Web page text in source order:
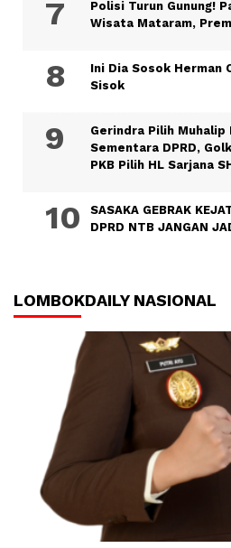
Polisi Turun Gunung!
Wisata Mataram,
Ini Dia Sosok Herman
Sisok
Gerindra Pilih Muhalip
Sementara DPRD,
PKB Pilih HL Sarjana
SASAKA GEBRAK
DPRD NTB JANGAN
LOMBOKDAILY NASIONAL